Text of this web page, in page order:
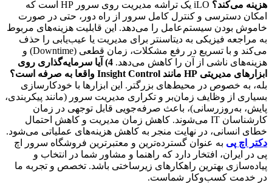
هزینه می‌کند؟
iLO یک تراشه مدیریت روی سرور HP است که
امکان دسترسی و کنترل کامل سرور از راه دور، حتی در صورت
خاموش بودن سیستم‌عامل را می‌دهد. این قابلیت هزینه‌های مربوط
به مراجعه فیزیکی به دیتاسنتر برای مدیریت یا عیب‌یابی را حذف
می‌کند و با تسریع در رفع مشکلات، زمان قطعی (Downtime) و
هزینه‌های ناشی از آن را کاهش می‌دهد.
4) آیا سرمایه‌گذاری روی
ابزارهای مدیریتی HP مانند Insight Control واقعا به صرفه است؟
بله، به خصوص در محیط‌های بزرگتر. این ابزارها با خودکارسازی
بسیاری از وظایف زمان‌بر و تکراری مدیریت سرور (مانند پیکربندی،
پایش، به‌روزرسانی)، باعث صرفه‌جویی قابل توجهی در زمان
کارشناسان IT می‌شوند. کاهش زمان مدیریت و کاهش احتمال
خطای انسانی، در نهایت منجر به کاهش هزینه‌های عملیاتی می‌شود.
دکتر اچ پی به عنوان گسترده‌ترین و معتبرترین فروشگاه سرور اچ
پی در ایران، افتخار دارد که راهنما و مشاور شما در انتخاب و
پیاده‌سازی بهترین راهکارهای زیرساختی باشد. تخصص و تجربه ما
در خدمت کسب‌وکار شماست.